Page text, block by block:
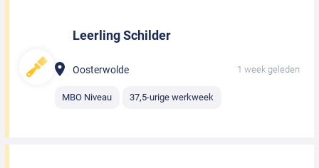
Leerling Schilder
Oosterwolde 1 week geleden
MBO Niveau 37,5-urige werkweek